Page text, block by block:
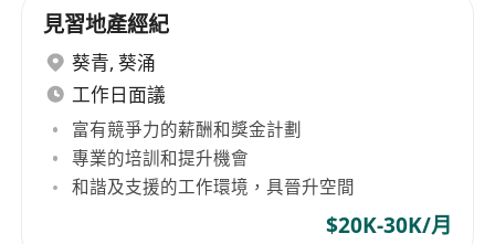
見習地產經紀
葵青, 葵涌
工作日面議
富有競爭力的薪酬和獎金計劃
專業的培訓和提升機會
和諧及支援的工作環境，具晉升空間
$20K-30K/月